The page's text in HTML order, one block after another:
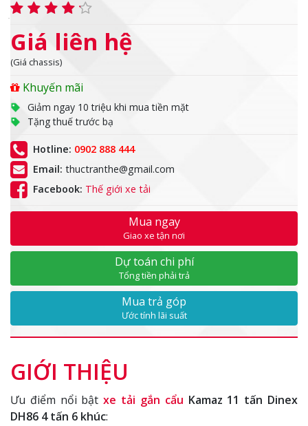
Giá liên hệ
(Giá chassis)
Khuyến mãi
Giảm ngay 10 triệu khi mua tiền mặt
Tặng thuế trước bạ
Hotline: 0902 888 444
Email: thuctranthe@gmail.com
Facebook: Thế giới xe tải
Mua ngay
Giao xe tận nơi
Dự toán chi phí
Tổng tiền phải trả
Mua trả góp
Ước tính lãi suất
GIỚI THIỆU
Ưu điểm nổi bậtxe tải gắn cẩu Kamaz 11 tấn Dinex
DH86 4 tấn 6 khúc: